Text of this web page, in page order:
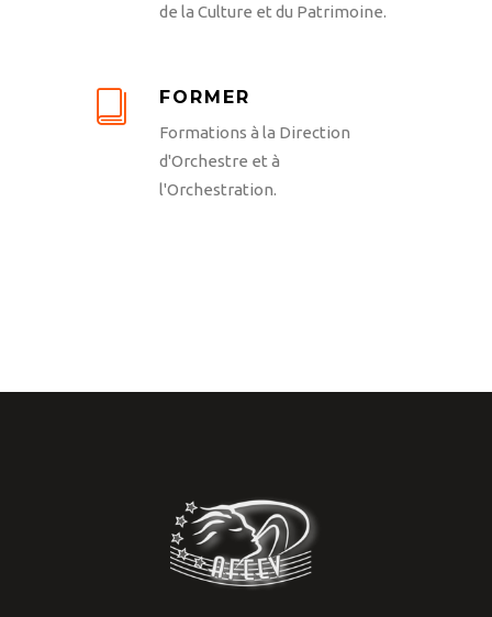
de la Culture et du Patrimoine.
FORMER
Formations à la Direction
d'Orchestre et à
l'Orchestration.